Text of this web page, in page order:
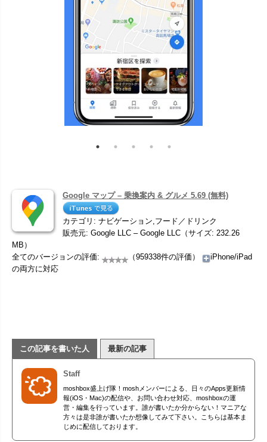
Google マップ – 乗換案内 & グルメ 5.69 (無料)
カテゴリ: ナビゲーション,フード／ドリンク
販売元: Google LLC – Google LLC（サイズ: 232.26
MB）
全てのバージョンの評価:
（959338件の評価）
iPhone/iPad
の両方に対応
この記事を書いた人 最新の記事
Staff
moshbox盛上げ隊！moshメンバーによる、日々のApps更新情
報(iOS・Mac)の配信や、お問い合わせ対応、moshboxの運
営・編集を行っています。誰が書いたか分からない！マニアな
方々は是非誰が書いたか想像してみて下さい。こちらは基本ま
じめに配信しております。